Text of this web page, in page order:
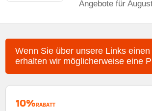
Angebote für
Wenn Sie über unsere Links
erhalten wir möglicherweise eine
10%RABATT